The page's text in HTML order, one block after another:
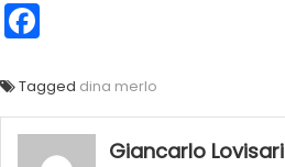
Tagged dina merlo
Giancarlo Lovisari